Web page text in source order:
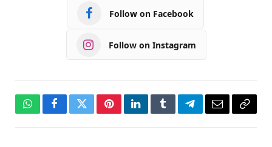
Follow on Facebook
Follow on Instagram
WhatsAppFacebookTwitterPinterestLinkedInTumblrTelegramEmailCopy